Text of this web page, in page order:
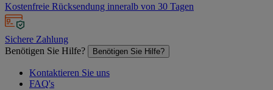
Kostenfreie Rücksendung inneralb von 30 Tagen
Sichere Zahlung
Benötigen Sie Hilfe?
Benötigen Sie Hilfe?
Kontaktieren Sie uns
FAQ's